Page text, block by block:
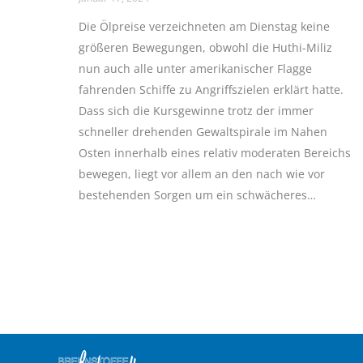
Die Ölpreise verzeichneten am Dienstag keine
größeren Bewegungen, obwohl die Huthi-Miliz
nun auch alle unter amerikanischer Flagge
fahrenden Schiffe zu Angriffszielen erklärt hatte.
Dass sich die Kursgewinne trotz der immer
schneller drehenden Gewaltspirale im Nahen
Osten innerhalb eines relativ moderaten Bereichs
bewegen, liegt vor allem an den nach wie vor
bestehenden Sorgen um ein schwächeres…